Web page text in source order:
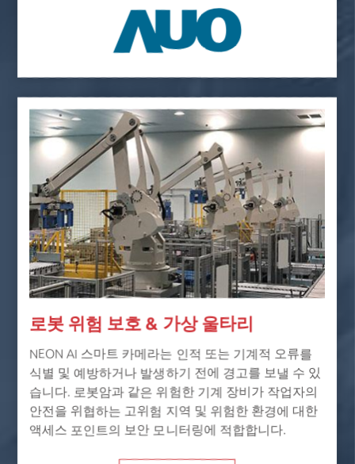
로봇 위험 보호 & 가상 울타리
NEON AI 스마트 카메라는 인적 또는 기계적 오류를
식별 및 예방하거나 발생하기 전에 경고를 보낼 수 있
습니다. 로봇암과 같은 위험한 기계 장비가 작업자의
안전을 위협하는 고위험 지역 및 위험한 환경에 대한
액세스 포인트의 보안 모니터링에 적합합니다.